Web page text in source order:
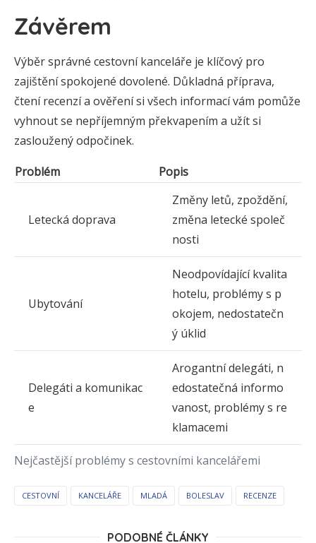
Závěrem
Výběr správné cestovní kanceláře je klíčový pro
zajištění spokojené dovolené. Důkladná příprava,
čtení recenzí a ověření si všech informací vám pomůže
vyhnout se nepříjemným překvapením a užít si
zasloužený odpočinek.
Nejčastější problémy s cestovními kancelářemi
Problém Popis
Letecká doprava
Změny letů, zpoždění,
změna letecké společ
nosti
Ubytování
Neodpovídající kvalita
hotelu, problémy s p
okojem, nedostatečn
ý úklid
Delegáti a komunikac
e
Arogantní delegáti, n
edostatečná informo
vanost, problémy s re
klamacemi
CESTOVNÍ KANCELÁŘE MLADÁ BOLESLAV RECENZE
PODOBNÉ ČLÁNKY